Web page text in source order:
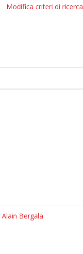
Modifica criteri di ricerca
Bergala